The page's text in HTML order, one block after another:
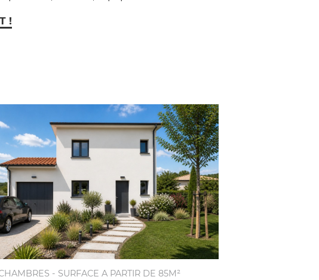
!
- SURFACE A PARTIR DE 85M²